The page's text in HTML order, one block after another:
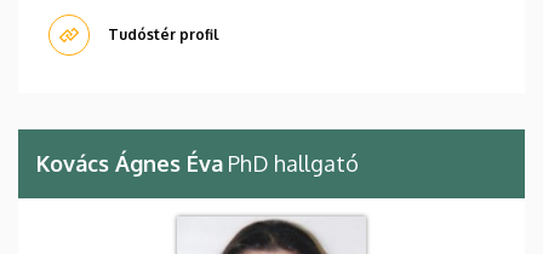
Tudóstér profil
Kovács Ágnes Éva PhD hallgató